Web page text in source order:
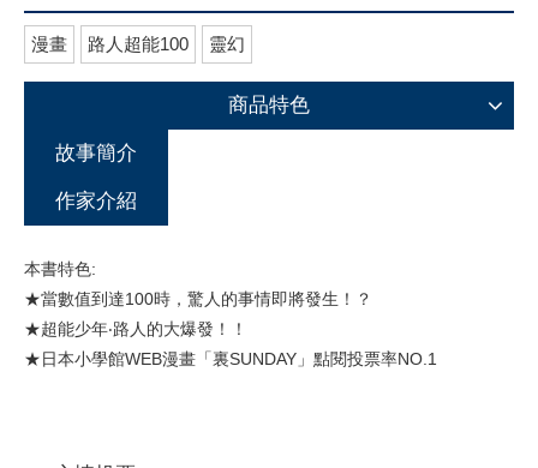
漫畫 路人超能100 靈幻
商品特色
故事簡介
作家介紹
本書特色:
★當數值到達100時，驚人的事情即將發生！？
★超能少年‧路人的大爆發！！
★日本小學館WEB漫畫「裏SUNDAY」點閱投票率NO.1